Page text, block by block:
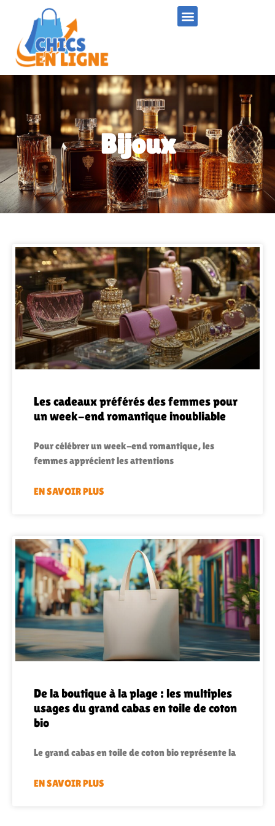
Bijoux
Les cadeaux préférés des femmes pour
un week-end romantique inoubliable
Pour célébrer un week-end romantique, les
femmes apprécient les attentions
EN SAVOIR PLUS
De la boutique à la plage : les multiples
usages du grand cabas en toile de coton
bio
Le grand cabas en toile de coton bio représente la
EN SAVOIR PLUS